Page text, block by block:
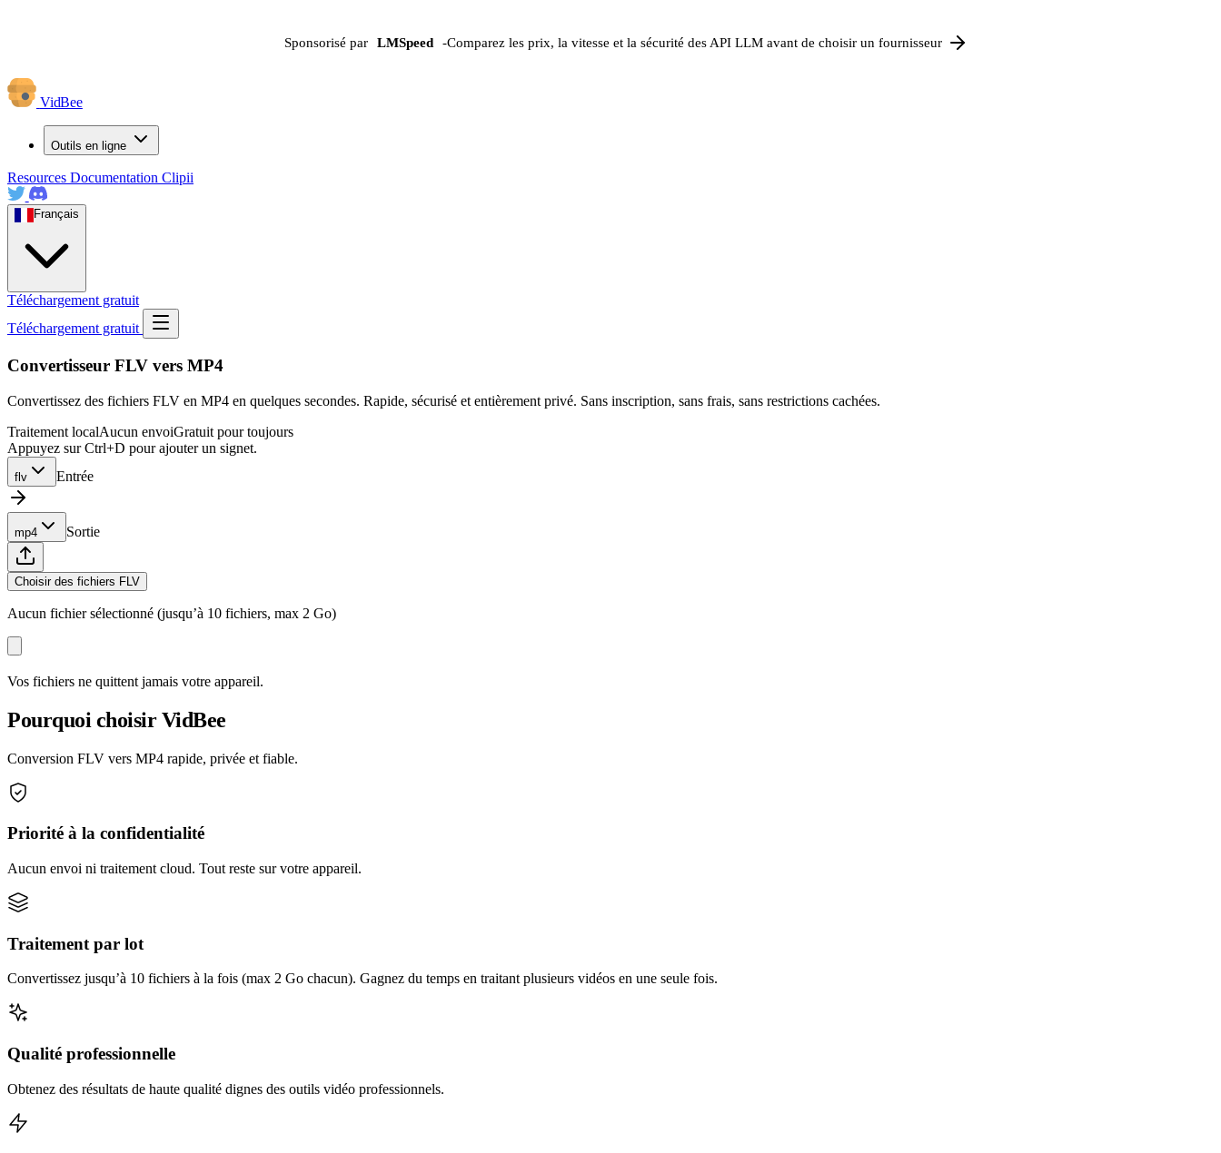
Sponsorisé par LMSpeed -Comparez les prix, la vitesse et la sécurité des API LLM avant de choisir un fournisseur
VidBee
Outils en ligne
Resources Documentation Clipii
Français
Téléchargement gratuit
Téléchargement gratuit
Convertisseur FLV vers MP4
Convertissez des fichiers FLV en MP4 en quelques secondes. Rapide, sécurisé et entièrement privé. Sans inscription, sans frais, sans restrictions cachées.
Traitement localAucun envoiGratuit pour toujours
Appuyez sur Ctrl+D pour ajouter un signet.
flv Entrée
mp4 Sortie
Choisir des fichiers FLV
Aucun fichier sélectionné (jusqu’à 10 fichiers, max 2 Go)
Vos fichiers ne quittent jamais votre appareil.
Pourquoi choisir VidBee
Conversion FLV vers MP4 rapide, privée et fiable.
Priorité à la confidentialité
Aucun envoi ni traitement cloud. Tout reste sur votre appareil.
Traitement par lot
Convertissez jusqu’à 10 fichiers à la fois (max 2 Go chacun). Gagnez du temps en traitant plusieurs vidéos en une seule fois.
Qualité professionnelle
Obtenez des résultats de haute qualité dignes des outils vidéo professionnels.